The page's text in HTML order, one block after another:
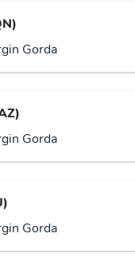
Gorda
Gorda
Gorda